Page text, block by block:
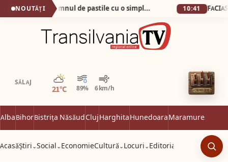
NOUTĂȚI Cum am scăpat de pumnul de pastile cu o simplă apă minerală! 10:41
SĂLAJ
21°C 89% 6 km/h
Parțial noros
AlbaBihorBistrița NăsăudClujHarghitaHunedoaraMaramureș
AcasăȘtiri ⌄Social ⌄ EconomieCultură ⌄ Locuri ⌄ Editorial